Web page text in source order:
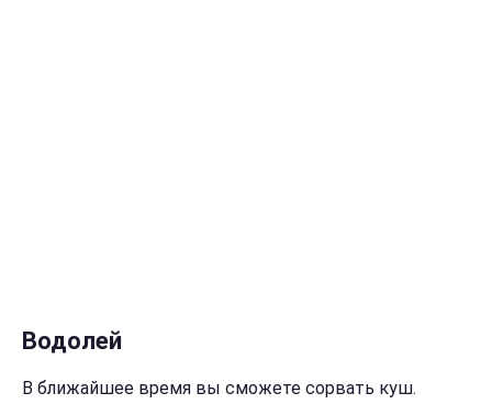
Водолей
В ближайшее время вы сможете сорвать куш.